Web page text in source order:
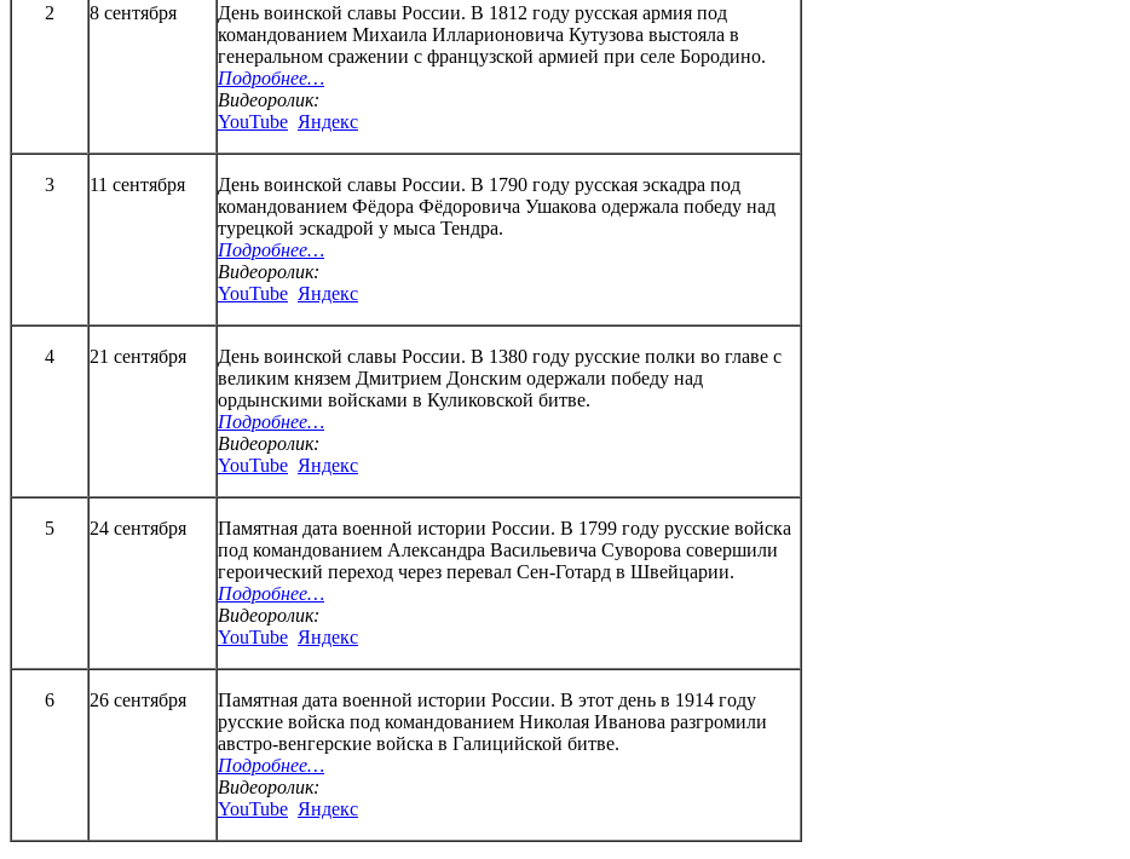
2 8 сентября
День воинской славы России. В 1812 году русская армия под
командованием Михаила Илларионовича Кутузова выстояла в
генеральном сражении с французской армией при селе Бородино.
Подробнее…
Видеоролик:
YouTube Яндекс
3 11 сентября
День воинской славы России. В 1790 году русская эскадра под
командованием Фёдора Фёдоровича Ушакова одержала победу над
турецкой эскадрой у мыса Тендра.
Подробнее…
Видеоролик:
YouTube Яндекс
4 21 сентября
День воинской славы России. В 1380 году русские полки во главе с
великим князем Дмитрием Донским одержали победу над
ордынскими войсками в Куликовской битве.
Подробнее…
Видеоролик:
YouTube Яндекс
5 24 сентября
Памятная дата военной истории России. В 1799 году русские войска
под командованием Александра Васильевича Суворова совершили
героический переход через перевал Сен-Готард в Швейцарии.
Подробнее…
Видеоролик:
YouTube Яндекс
6 26 сентября
Памятная дата военной истории России. В этот день в 1914 году
русские войска под командованием Николая Иванова разгромили
австро-венгерские войска в Галицийской битве.
Подробнее…
Видеоролик:
YouTube Яндекс